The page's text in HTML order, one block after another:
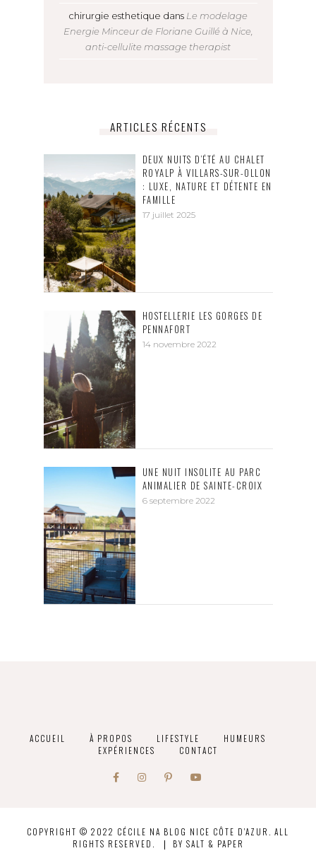
chirurgie esthetique dans Le modelage
Energie Minceur de Floriane Guillé à Nice,
anti-cellulite massage therapist
ARTICLES RÉCENTS
DEUX NUITS D’ÉTÉ AU CHALET
ROYALP À VILLARS-SUR-OLLON
: LUXE, NATURE ET DÉTENTE EN
FAMILLE
17 juillet 2025
HOSTELLERIE LES GORGES DE
PENNAFORT
14 novembre 2022
UNE NUIT INSOLITE AU PARC
ANIMALIER DE SAINTE-CROIX
6 septembre 2022
ACCUEIL À PROPOS LIFESTYLE
HUMEURS
EXPÉRIENCES
CONTACT
COPYRIGHT © 2022 CÉCILE NA BLOG NICE CÔTE D'AZUR. ALL
RIGHTS RESERVED.
BY SALT & PAPER